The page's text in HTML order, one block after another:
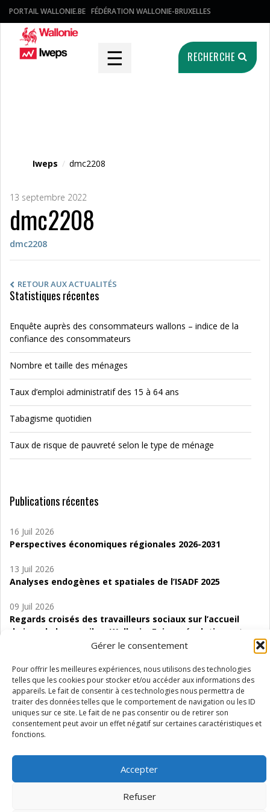
Gérer le consentement
Pour offrir les meilleures expériences, nous utilisons des technologies
telles que les cookies pour stocker et/ou accéder aux informations des
appareils. Le fait de consentir à ces technologies nous permettra de
traiter des données telles que le comportement de navigation ou les ID
uniques sur ce site. Le fait de ne pas consentir ou de retirer son
consentement peut avoir un effet négatif sur certaines caractéristiques et
fonctions.
Accepter
Refuser
PORTAIL WALLONIE.BE FÉDÉRATION WALLONIE-BRUXELLES
☰ RECHERCHE
Iweps / dmc2208
13 septembre 2022
dmc2208
dmc2208
RETOUR AUX ACTUALITÉS
Statistiques récentes
Enquête auprès des consommateurs wallons – indice de la
confiance des consommateurs
Nombre et taille des ménages
Taux d’emploi administratif des 15 à 64 ans
Tabagisme quotidien
Taux de risque de pauvreté selon le type de ménage
Publications récentes
16 Juil 2026
Perspectives économiques régionales 2026-2031
13 Juil 2026
Analyses endogènes et spatiales de l’ISADF 2025
09 Juil 2026
Regards croisés des travailleurs sociaux sur l’accueil
de jour de bas seuil en Wallonie. Enjeux, évolutions et
06 Juil 2026
Étude d’évaluabilité des Structures
d’accompagnement à l’autocréation d’emploi (SAACE)
01 Juil 2026
Pénurie du personnel infirmier :quels indicateurs
Wallonie ?